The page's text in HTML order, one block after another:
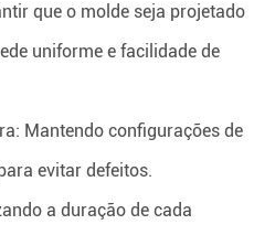
que o molde seja projetado
uniforme e facilidade de
Mantendo configurações de
evitar defeitos.
a duração de cada